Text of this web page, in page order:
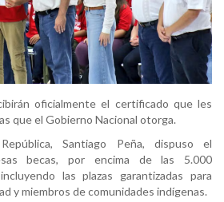
oficialmente el certificado que les
que el Gobierno Nacional otorga.
Santiago Peña, dispuso el
becas, por encima de las 5.000
las plazas garantizadas para
y miembros de comunidades indígenas.